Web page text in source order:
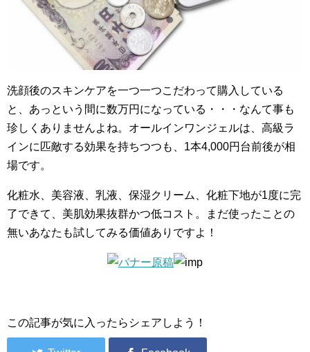
洗顔後のスキンケアを一つ一つこだわって購入している
と、あっという間に数万円になっている・・・なんて事も
珍しくありませんよね。オールインワンジェルは、高級ラ
インに匹敵する効果を持ちつつも、1本4,000円台前後が相
場です。
化粧水、美容液、乳液、保湿クリーム、化粧下地が1度に完
了できて、美肌効果抜群かつ低コスト。まだ使ったことの
無いあなたも試してみる価値ありですよ！
この記事が気に入ったらシェアしよう！